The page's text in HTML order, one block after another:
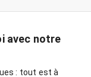
avec notre
: tout est à